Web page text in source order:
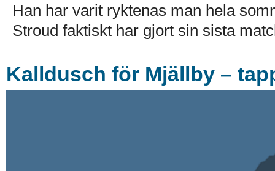
Han har varit ryktenas man hela
Stroud faktiskt har gjort sin sista
Kalldusch för Mjällby –